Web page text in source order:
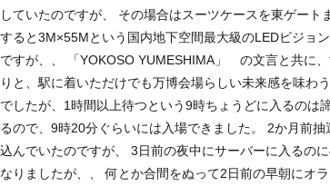
ていたのですが、 その場合はスーツケースを東ゲー
ると3M×55Mという国内地下空間最大級のLEDビジョ
すが、、 「YOKOSO YUMESHIMA」 の文言と共に
と、駅に着いただけでも万博会場らしい未来感を味わ
したが、1時間以上待つという9時ちょうどに入るの
ので、9時20分ぐらいには入場できました。 2か月前
んでいたのですが、 3日前の夜中にサーバーに入るの
りましたが、、 何とか合間をぬって2日前の早朝にオ